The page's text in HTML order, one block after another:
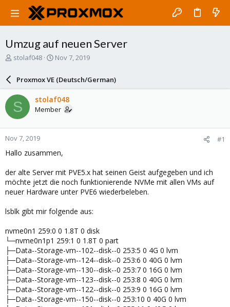
Umzug auf neuen Server
T
a
d
s
t
a
r
t
e
stolaf048
S
a
r
d
a
e
Nov 7, 2019
Proxmox VE (Deutsch/German)
S stolaf048
Member
Nov 7, 2019 #1
Hallo zusammen,
der alte Server mit PVE5.x hat seinen Geist aufgegeben und ich
möchte jetzt die noch funktionierende NVMe mit allen VMs auf
neuer Hardware unter PVE6 wiederbeleben.
lsblk gibt mir folgende aus:
nvme0n1 259:0 0 1.8T 0 disk
└─nvme0n1p1 259:1 0 1.8T 0 part
├─Data--Storage-vm--102--disk--0 253:5 0 4G 0 lvm
├─Data--Storage-vm--124--disk--0 253:6 0 40G 0 lvm
├─Data--Storage-vm--130--disk--0 253:7 0 16G 0 lvm
├─Data--Storage-vm--123--disk--0 253:8 0 40G 0 lvm
├─Data--Storage-vm--122--disk--0 253:9 0 16G 0 lvm
├─Data--Storage-vm--150--disk--0 253:10 0 40G 0 lvm